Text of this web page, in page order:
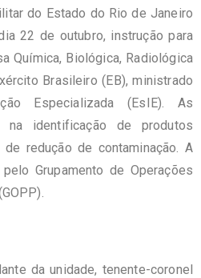
do Estado do Rio de Janeiro
22 de outubro, instrução para
Química, Biológica, Radiológica
Brasileiro (EB), ministrado
Especializada (EsIE). As
na identificação de produtos
redução de contaminação. A
Grupamento de Operações
da unidade, tenente-coronel